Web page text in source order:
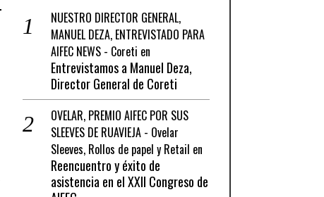
NUESTRO DIRECTOR GENERAL,
MANUEL DEZA, ENTREVISTADO PARA
AIFEC NEWS - Coreti en
Entrevistamos a Manuel Deza,
Director General de Coreti
OVELAR, PREMIO AIFEC POR SUS
SLEEVES DE RUAVIEJA - Ovelar
Sleeves, Rollos de papel y Retail en
Reencuentro y éxito de
asistencia en el XXII Congreso de